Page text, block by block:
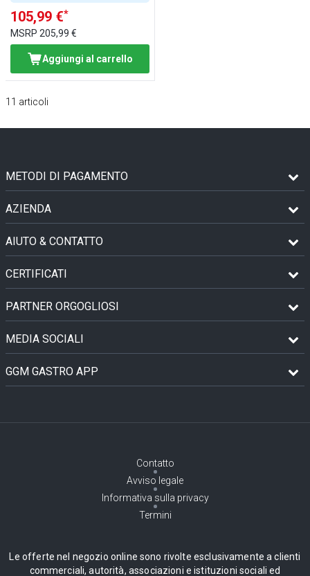
105,99 €*
MSRP 205,99 €
Aggiungi al carrello
11 articoli
METODI DI PAGAMENTO
AZIENDA
AIUTO & CONTATTO
CERTIFICATI
PARTNER ORGOGLIOSI
MEDIA SOCIALI
GGM GASTRO APP
Contatto
Avviso legale
Informativa sulla privacy
Termini
Le offerte nel negozio online sono rivolte esclusivamente a clienti
commerciali, autorità, associazioni e istituzioni sociali ed